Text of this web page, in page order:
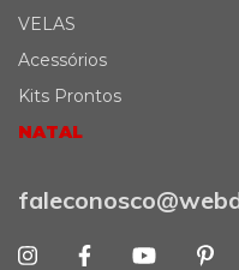
VELAS
Acessórios
Kits Prontos
NATAL